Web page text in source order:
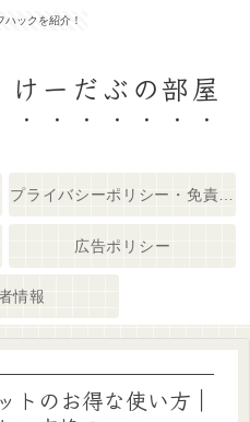
ハックを紹介！
ーだぶの部屋
広告ポリシー
情報
トのお得な使い方｜